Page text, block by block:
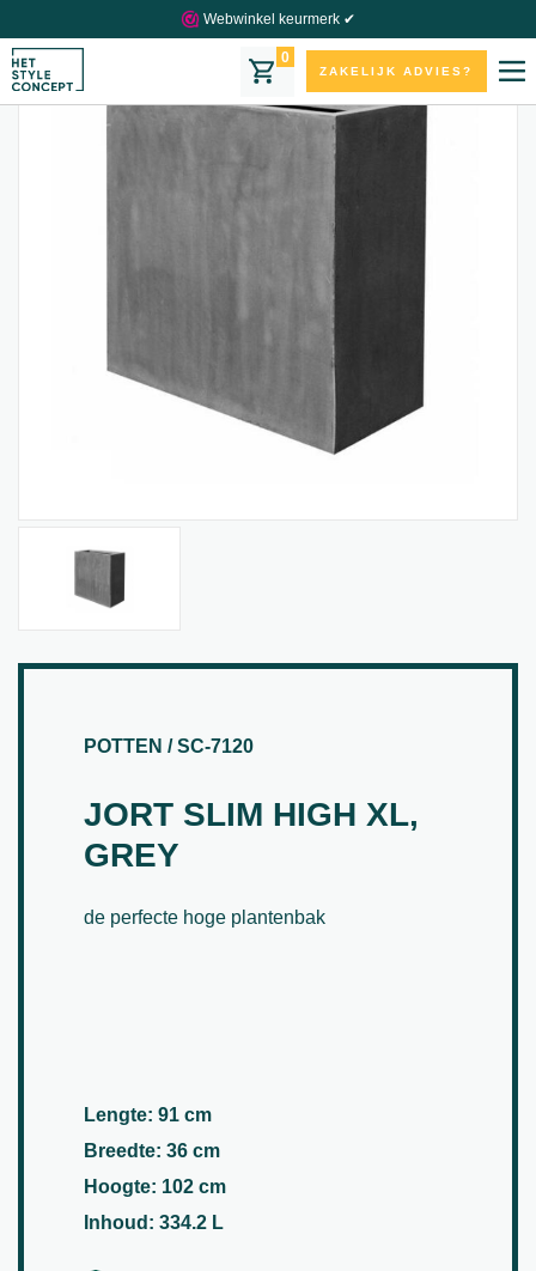
Webwinkel keurmerk ✔
0
ZAKELIJK ADVIES?
POTTEN / SC-7120
JORT SLIM HIGH XL,
GREY
de perfecte hoge plantenbak
Lengte: 91 cm
Breedte: 36 cm
Hoogte: 102 cm
Inhoud: 334.2 L